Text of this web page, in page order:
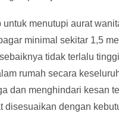
menutupi aurat
minimal sekitar 1,5
tidak terlalu
rumah secara
dan menghindari kesan
disesuaikan dengan